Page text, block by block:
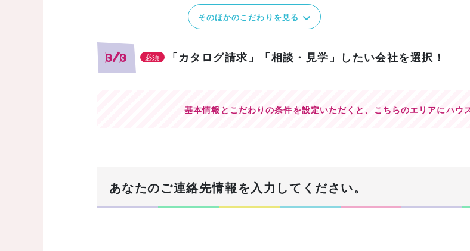
そのほかのこだわりを見る
3/3 必須 「カタログ請求」「相談・見学」したい会社を選択！
基本情報とこだわりの条件を設定いただくと、 こちらのエリアにハウ
あなたのご連絡先情報を入力してください。